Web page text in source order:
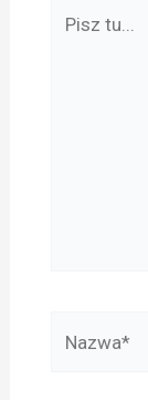
tu...